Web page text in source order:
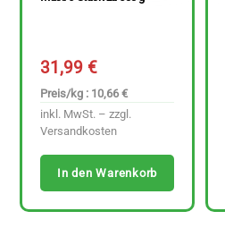
31,99€
Preis/kg : 10,66 €
inkl. MwSt. – zzgl.
Versandkosten
In den Warenkorb